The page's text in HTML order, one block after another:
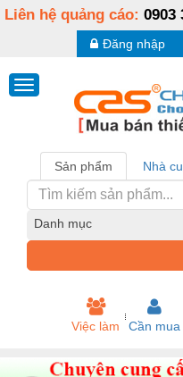
Liên hệ quảng cáo: 0903
Đăng nhập
Sản phẩm Nhà
Danh mục
Việc làm Cần mua